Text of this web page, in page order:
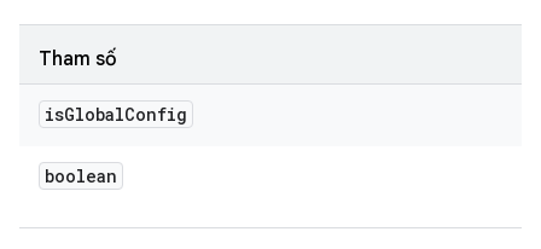
Tham số
isGlobalConfig
boolean